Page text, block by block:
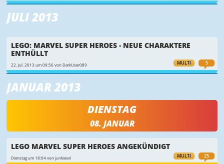
JULI 2013
MULTI 5
LEGO: MARVEL SUPER HEROES - NEUE CHARAKTERE
ENTHÜLLT
22. Jul. 2013 um 09:56 von DarkUser089
JANUAR 2013
DIENSTAG
08. JANUAR
MULTI 25
LEGO MARVEL SUPER HEROES ANGEKÜNDIGT
Dienstag um 18:04 von junkiexxl